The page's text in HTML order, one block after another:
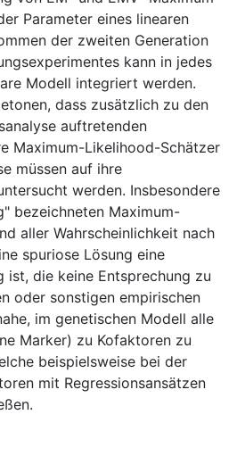
Parameter eines linearen
der zweiten Generation
kann in jedes
Modell integriert werden.
dass zusätzlich zu den
auftretenden
Maximum-Likelihood-Schätzer
müssen auf ihre
werden. Insbesondere
bezeichneten Maximum-
aller Wahrscheinlichkeit nach
spuriose Lösung eine
ist, die keine Entsprechung zu
oder sonstigen empirischen
im genetischen Modell alle
Marker) zu Kofaktoren zu
beispielsweise bei der
mit Regressionsansätzen